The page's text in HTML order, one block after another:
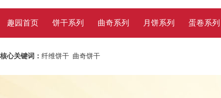
趣园首页 饼干系列 曲奇系列 月饼系列 蛋卷系列
曲奇系列
核心关键词： 纤维饼干 曲奇饼干